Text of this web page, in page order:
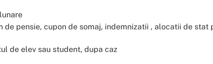
de pensie, cupon de somaj, indemnizatii , alocatii de stat
de elev sau student, dupa caz